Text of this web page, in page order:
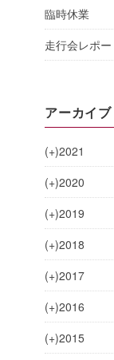
臨時休業
走行会レポー
アーカイブ
(+)2021
(+)2020
(+)2019
(+)2018
(+)2017
(+)2016
(+)2015